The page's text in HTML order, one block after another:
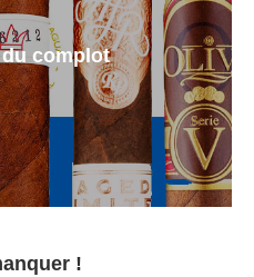
complot
!